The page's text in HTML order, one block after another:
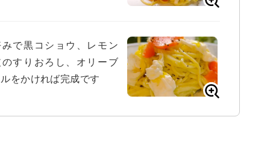
で黒コショウ、レモン
すりおろし、オリーブ
をかければ完成です